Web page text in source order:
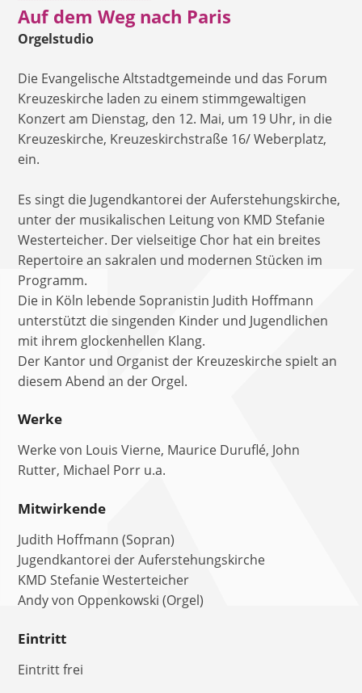
Auf dem Weg nach Paris
Orgelstudio
Die Evangelische Altstadtgemeinde und das Forum
Kreuzeskirche laden zu einem stimmgewaltigen
Konzert am Dienstag, den 12. Mai, um 19 Uhr, in die
Kreuzeskirche, Kreuzeskirchstraße 16/ Weberplatz,
ein.
Es singt die Jugendkantorei der Auferstehungskirche,
unter der musikalischen Leitung von KMD Stefanie
Westerteicher. Der vielseitige Chor hat ein breites
Repertoire an sakralen und modernen Stücken im
Programm.
Die in Köln lebende Sopranistin Judith Hoffmann
unterstützt die singenden Kinder und Jugendlichen
mit ihrem glockenhellen Klang.
Der Kantor und Organist der Kreuzeskirche spielt an
diesem Abend an der Orgel.
Werke
Werke von Louis Vierne, Maurice Duruflé, John
Rutter, Michael Porr u.a.
Mitwirkende
Judith Hoffmann (Sopran)
Jugendkantorei der Auferstehungskirche
KMD Stefanie Westerteicher
Andy von Oppenkowski (Orgel)
Eintritt
Eintritt frei